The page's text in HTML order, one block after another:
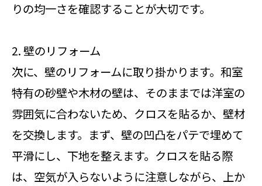
りの均一さを確認することが大切です。
2. 壁のリフォーム
次に、壁のリフォームに取り掛かります。和室
特有の砂壁や木材の壁は、そのままでは洋室の
雰囲気に合わないため、クロスを貼るか、壁材
を交換します。まず、壁の凹凸をパテで埋めて
平滑にし、下地を整えます。クロスを貼る際
は、空気が入らないように注意しながら、上か